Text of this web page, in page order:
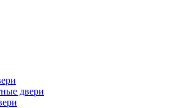
двери